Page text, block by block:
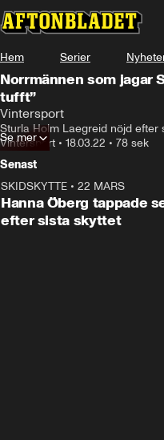
Hem Serier
Norrmännen som jagar
tufft”
Vintersport
Sturla Holm Laegreid nöjd efter
Vintersport • 18.03.22 • 78 sek
Se mer
Senast
SKIDSKYTTE • 22 MARS
Hanna Öberg tappade
efter sista skyttet